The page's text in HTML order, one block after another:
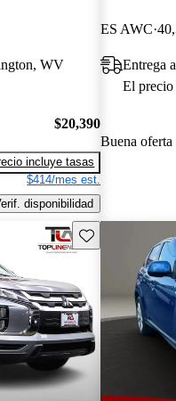
WV
$20,390
incluye tasas
$414/mes est.
disponibilidad
ES AWC
Entrega
El
Buena oferta
Guarda este Aviso